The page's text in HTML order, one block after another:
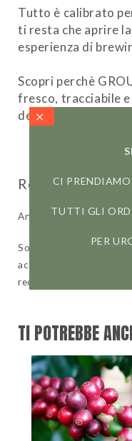
Tutto è calibrato
ti resta che aprire
esperienza di
Scopri perchè
fresco, tracciabile
dedicata.
Ancora non ci sono
Solamente clienti che
acquistato questo
recensione.
TI POTREBBE
CI
TUTTI GLI
PER